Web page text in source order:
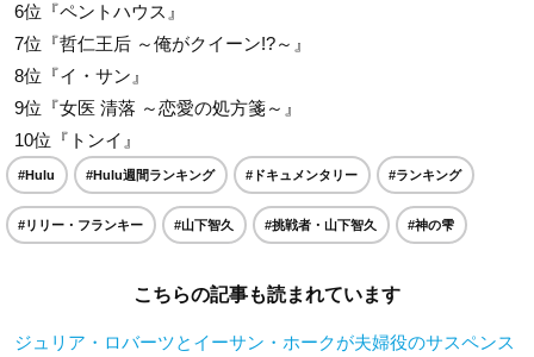
6位『ペントハウス』
7位『哲仁王后 ～俺がクイーン!?～』
8位『イ・サン』
9位『女医 清落 ～恋愛の処方箋～』
10位『トンイ』
#Hulu #Hulu週間ランキング #ドキュメンタリー #ランキング
#リリー・フランキー #山下智久 #挑戦者・山下智久 #神の雫
こちらの記事も読まれています
ジュリア・ロバーツとイーサン・ホークが夫婦役のサスペンス